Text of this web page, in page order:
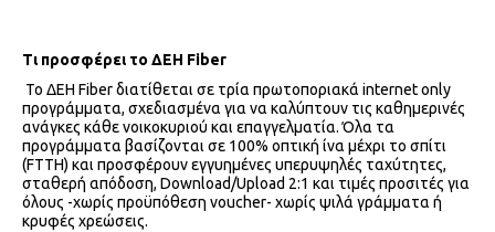
Τι προσφέρει το ΔΕΗ Fiber
Το ΔΕΗ Fiber διατίθεται σε τρία πρωτοποριακά internet only
προγράμματα, σχεδιασμένα για να καλύπτουν τις καθημερινές
ανάγκες κάθε νοικοκυριού και επαγγελματία. Όλα τα
προγράμματα βασίζονται σε 100% οπτική ίνα μέχρι το σπίτι
(FTTH) και προσφέρουν εγγυημένες υπερυψηλές ταχύτητες,
σταθερή απόδοση, Download/Upload 2:1 και τιμές προσιτές για
όλους -χωρίς προϋπόθεση voucher- χωρίς ψιλά γράμματα ή
κρυφές χρεώσεις.